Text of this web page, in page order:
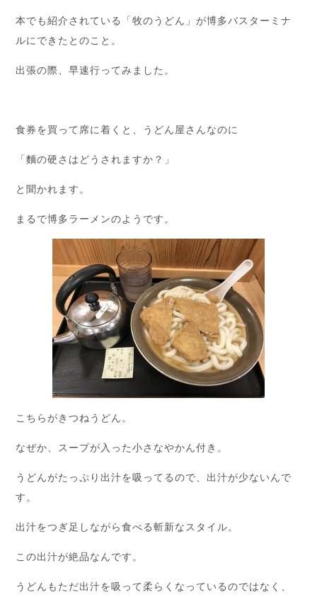
本でも紹介されている「牧のうどん」が博多バスターミナ
ルにできたとのこと。
出張の際、早速行ってみました。
食券を買って席に着くと、うどん屋さんなのに
「麵の硬さはどうされますか？」
と聞かれます。
まるで博多ラーメンのようです。
こちらがきつねうどん。
なぜか、スープが入った小さなやかん付き。
うどんがたっぷり出汁を吸ってるので、出汁が少ないんで
す。
出汁をつぎ足しながら食べる斬新なスタイル。
この出汁が絶品なんです。
うどんもただ出汁を吸って柔らくなっているのではなく、